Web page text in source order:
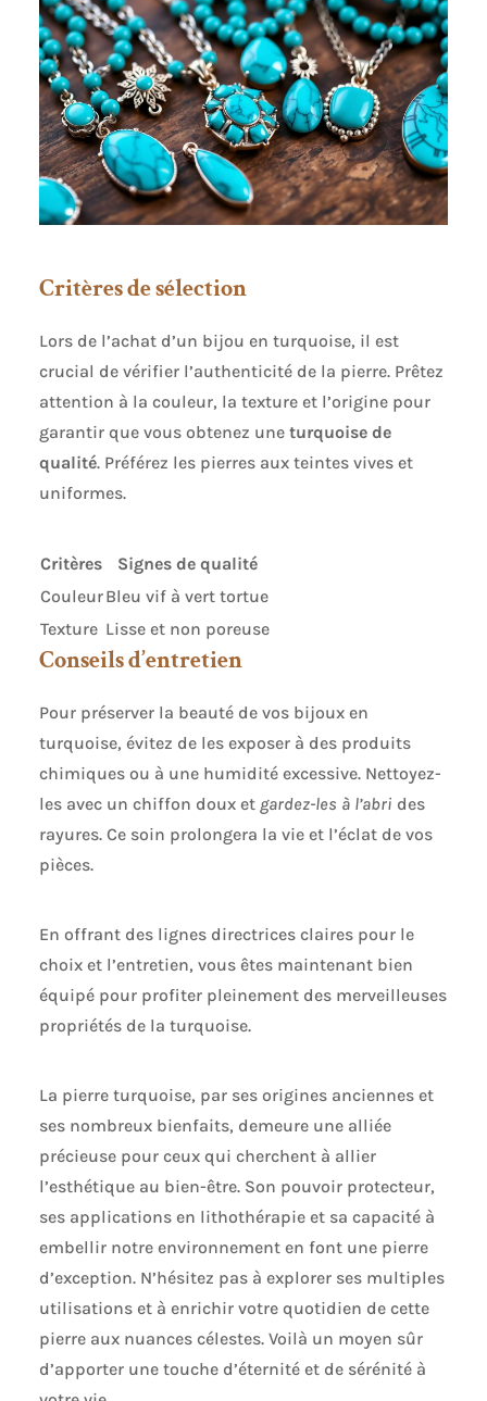
Critères de sélection
Lors de l’achat d’un bijou en turquoise, il est
crucial de vérifier l’authenticité de la pierre. Prêtez
attention à la couleur, la texture et l’origine pour
garantir que vous obtenez une turquoise de
qualité. Préférez les pierres aux teintes vives et
uniformes.
Critères
Signes de qualité
CouleurBleu vif à vert tortue
Texture Lisse et non poreuse
Conseils d’entretien
Pour préserver la beauté de vos bijoux en
turquoise, évitez de les exposer à des produits
chimiques ou à une humidité excessive. Nettoyez-
les avec un chiffon doux et gardez-les à l’abri des
rayures. Ce soin prolongera la vie et l’éclat de vos
pièces.
En offrant des lignes directrices claires pour le
choix et l’entretien, vous êtes maintenant bien
équipé pour profiter pleinement des merveilleuses
propriétés de la turquoise.
La pierre turquoise, par ses origines anciennes et
ses nombreux bienfaits, demeure une alliée
précieuse pour ceux qui cherchent à allier
l’esthétique au bien-être. Son pouvoir protecteur,
ses applications en lithothérapie et sa capacité à
embellir notre environnement en font une pierre
d’exception. N’hésitez pas à explorer ses multiples
utilisations et à enrichir votre quotidien de cette
pierre aux nuances célestes. Voilà un moyen sûr
d’apporter une touche d’éternité et de sérénité à